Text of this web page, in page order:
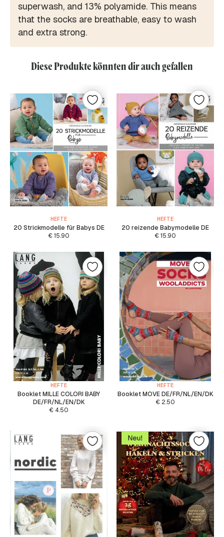
superwash, and 13% polyamide. This means
that the socks are breathable, easy to wash
and extra strong.
Diese Produkte könnten dir auch gefallen
HEFTE
20 Strickmodelle für Babys DE
€15.90
HEFTE
20 reizende Babymodelle DE
€15.90
HEFTE
Booklet MILLE COLORI BABY
DE/FR/NL/EN/DK
€ 4.50
HEFTE
Booklet MOVE DE/FR/NL/EN/DK
€ 2.50